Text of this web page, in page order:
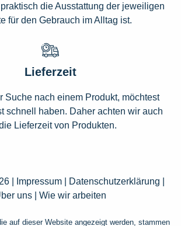
die Ausstattung der jeweiligen
für den Gebrauch im Alltag ist.
Lieferzeit
Suche nach einem Produkt, möchtest
schnell haben. Daher achten wir auch
Lieferzeit von Produkten.
| Impressum| Datenschutzerklärung
uns
Wie wir arbeiten
auf dieser Website angezeigt werden, stammen